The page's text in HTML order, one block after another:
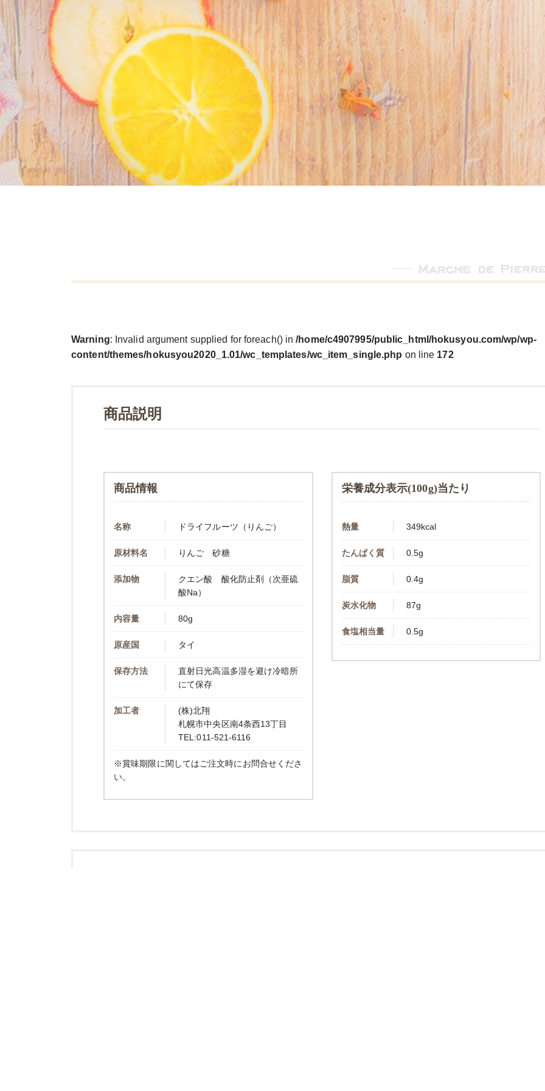
Warning: Invalid argument supplied for foreach() in/home/c4907995/public_html/hokusyou.com/wp/wp-
content/themes/hokusyou2020_1.01/wc_templates/wc_item_single.php on line 172
商品説明
商品情報
名称 ドライフルーツ（りんご）
原材料名 りんご 砂糖
添加物
クエン酸 酸化防止剤（次亜硫
酸Na）
内容量 80g
原産国 タイ
保存方法
直射日光高温多湿を避け冷暗所
にて保存
加工者
(株)北翔
札幌市中央区南4条西13丁目
TEL:011-521-6116
※賞味期限に関してはご注文時にお問合せくださ
い。
栄養成分表示(100g)当たり
熱量 349kcal
たんぱく質 0.5g
脂質 0.4g
炭水化物 87g
食塩相当量 0.5g